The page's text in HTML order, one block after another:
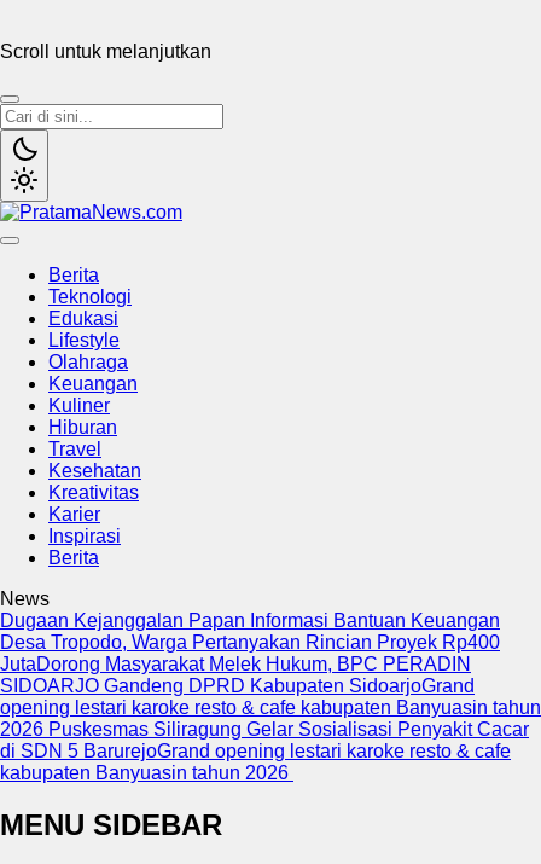
Scroll untuk melanjutkan
Berita
Teknologi
Edukasi
Lifestyle
Olahraga
Keuangan
Kuliner
Hiburan
Travel
Kesehatan
Kreativitas
Karier
Inspirasi
Berita
News
Dugaan Kejanggalan Papan Informasi Bantuan Keuangan
Desa Tropodo, Warga Pertanyakan Rincian Proyek Rp400
JutaDorong Masyarakat Melek Hukum, BPC PERADIN
SIDOARJO Gandeng DPRD Kabupaten SidoarjoGrand
opening lestari karoke resto & cafe kabupaten Banyuasin tahun
2026 Puskesmas Siliragung Gelar Sosialisasi Penyakit Cacar
di SDN 5 BarurejoGrand opening lestari karoke resto & cafe
kabupaten Banyuasin tahun 2026
MENU SIDEBAR